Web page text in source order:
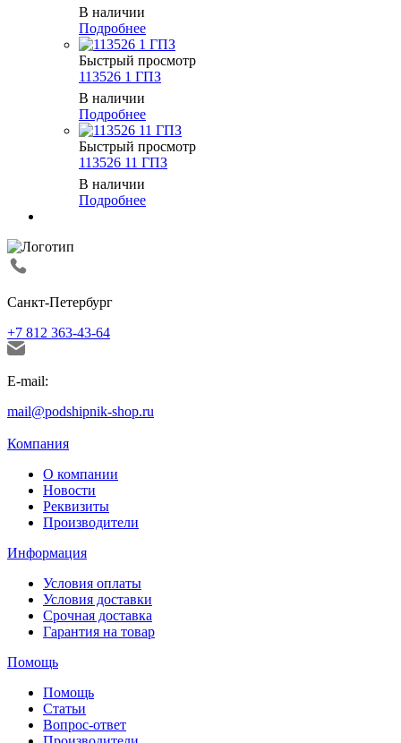
В наличии
Подробнее
Быстрый просмотр
113526 1 ГПЗ
В наличии
Подробнее
Быстрый просмотр
113526 11 ГПЗ
В наличии
Подробнее
Санкт-Петербург
+7 812 363-43-64
E-mail:
mail@podshipnik-shop.ru
Компания
О компании
Новости
Реквизиты
Производители
Информация
Условия оплаты
Условия доставки
Срочная доставка
Гарантия на товар
Помощь
Помощь
Статьи
Вопрос-ответ